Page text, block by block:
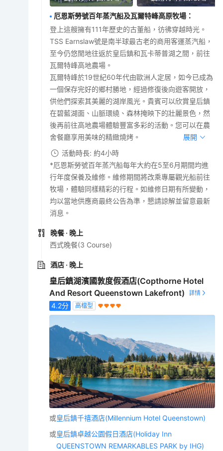
厄恩斯勞號百年蒸汽船及瓦爾特峰高原牧場 ：
登上這艘擁有111年歷史的古董船，彷彿穿越時光。
TSS Earnslaw號是南半球最古老的商用客運蒸汽船，
至今仍悠閒地往返於皇后鎮和瓦卡蒂普湖之間，前往
瓦爾特峰高地農場。
瓦爾特峰於19世紀60年代由歐洲人定居，如今已成為
一個保存完好的鄉村勝地，經過修復後向遊客開放，
供他們探索其美麗的湖岸風光。貴賓可以欣賞皇后鎮
在碧藍湖面、山脈環繞、森林掩映下的壯麗景色，然
後再前往高地農場體驗豐富多彩的活動。您可以在農
舍餐廳享用美味的精緻燒烤。
展開
活動時長: 約4小時
*厄恩斯勞號百年蒸汽船每年大約在5至6月期間均進
行年度保養及維修。維修期間將改乘專屬觀光船前往
牧場，體驗同樣精彩的行程。如維修日期有所變動，
均以當地供應商最終公告為準，懇請諒解並留意最新
消息。
晚餐 · 晚上
西式晚餐(3 Course)
酒店 · 晚上
皇后鎮湖濱國敦度假酒店(Copthorne Hotel
And Resort Queenstown Lakefront)
4.2分 高檔型
或皇后鎮千禧酒店(Millennium Hotel Queenstown)
或皇后鎮卓越公園假日酒店(Holiday Inn
QUEENSTOWN REMARKABLES PARK by IHG)